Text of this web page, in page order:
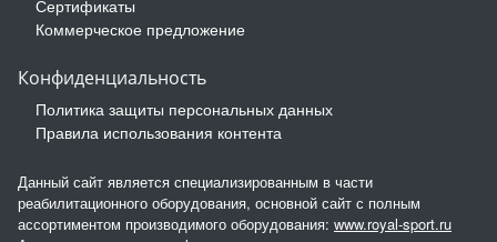
Сертификаты
Коммерческое предложение
Конфиденциальность
Политика защиты персональных данных
Правила использования контента
Данный сайт является специализированным в части
реабилитационного оборудования, основной сайт с полным
ассортиментом производимого оборудования: www.royal-sport.ru